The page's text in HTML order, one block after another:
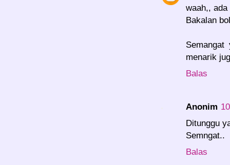
waah,,
Bakalan
menarik
Balas
Anonim
Ditunggu
Semngat..
Balas